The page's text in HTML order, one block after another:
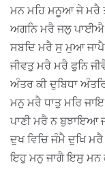
ਮਨ ਮਹਿ ਮਨੂਆ ਜੇ ਮਰੈ
ਅਗਨਿ ਮਰੈ ਜਲੁ ਪਾਈਐ
ਸਬਦਿ ਮਰੈ ਸੁ ਮੁਆ
ਜੀਵਤੁ ਮਰੈ ਮਰੈ ਫੁਨਿ
ਅੰਤਰ ਕੀ ਦੁਬਿਧਾ
ਮਨੁ ਮਰੈ ਧਾਤੁ ਮਰਿ
ਪਾਣੀ ਮਰੈ ਨ ਬੁਝਾਇਆ
ਦੁਖ ਵਿਚਿ ਜੰਮੈ ਦੁਖਿ
ਇਹੁ ਮਨੁ ਜਾਗੈ ਇਸੁ ਮਨ